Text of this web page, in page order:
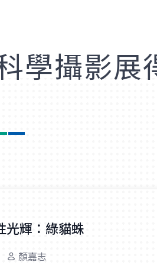
學攝影展
光輝：綠貓蛛
顏嘉志